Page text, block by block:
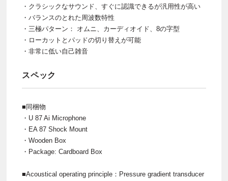
・クラシックなサウンド、すぐに認識できるが汎用性が高い
・バランスのとれた周波数特性
・三極パターン： オムニ、カーディオイド、8の字型
・ローカットとパッドの切り替えが可能
・非常に低い自己雑音
スペック
■同梱物
・U 87 Ai Microphone
・EA 87 Shock Mount
・Wooden Box
・Package: Cardboard Box
■Acoustical operating principle：Pressure gradient transducer